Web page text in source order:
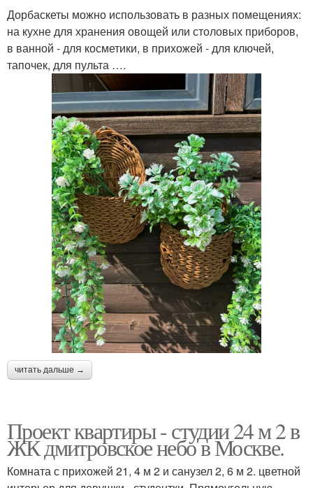
Дорбаскеты можно использовать в разных помещениях:
на кухне для хранения овощей или столовых приборов,
в ванной - для косметики, в прихожей - для ключей,
тапочек, для пульта ….
читать дальше →
Проект квартиры - студии 24 м 2 в
ЖК дмитровское небо в Москве.
Комната с прихожей 21, 4 м 2 и санузел 2, 6 м 2. цветной